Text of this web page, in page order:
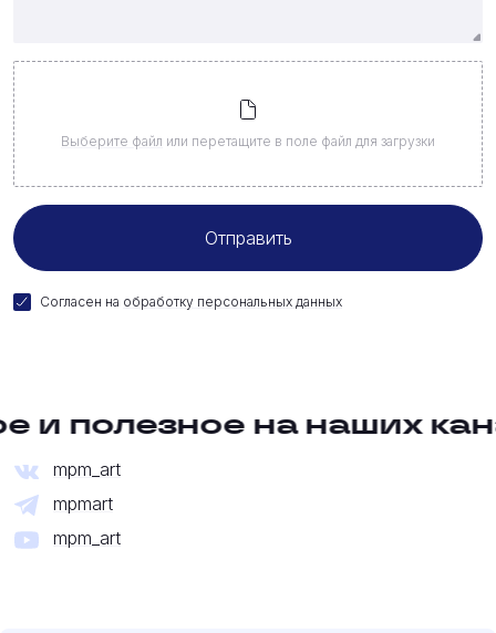
Выберите файл или перетащите в поле файл для загрузки
Согласен на обработку персональных данных
и полезное на наших
mpm_art
mpmart
mpm_art